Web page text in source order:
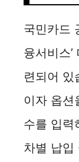
국민카드
융서비스’
련되어 있
이자 옵션
수를 입력
차별 납입